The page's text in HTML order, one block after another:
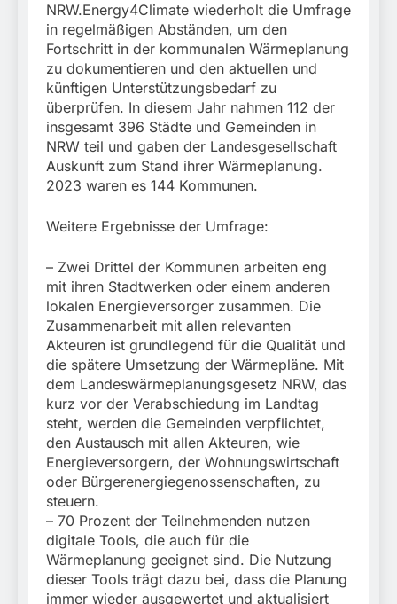
NRW.Energy4Climate wiederholt die Umfrage
in regelmäßigen Abständen, um den
Fortschritt in der kommunalen Wärmeplanung
zu dokumentieren und den aktuellen und
künftigen Unterstützungsbedarf zu
überprüfen. In diesem Jahr nahmen 112 der
insgesamt 396 Städte und Gemeinden in
NRW teil und gaben der Landesgesellschaft
Auskunft zum Stand ihrer Wärmeplanung.
2023 waren es 144 Kommunen.
Weitere Ergebnisse der Umfrage:
– Zwei Drittel der Kommunen arbeiten eng
mit ihren Stadtwerken oder einem anderen
lokalen Energieversorger zusammen. Die
Zusammenarbeit mit allen relevanten
Akteuren ist grundlegend für die Qualität und
die spätere Umsetzung der Wärmepläne. Mit
dem Landeswärmeplanungsgesetz NRW, das
kurz vor der Verabschiedung im Landtag
steht, werden die Gemeinden verpflichtet,
den Austausch mit allen Akteuren, wie
Energieversorgern, der Wohnungswirtschaft
oder Bürgerenergiegenossenschaften, zu
steuern.
– 70 Prozent der Teilnehmenden nutzen
digitale Tools, die auch für die
Wärmeplanung geeignet sind. Die Nutzung
dieser Tools trägt dazu bei, dass die Planung
immer wieder ausgewertet und aktualisiert